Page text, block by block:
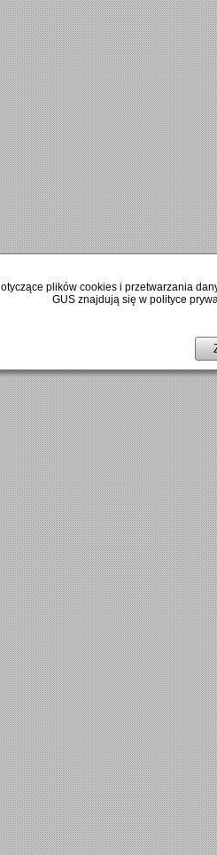
plików cookies i przetwarzania
GUS znajdują się w polityce